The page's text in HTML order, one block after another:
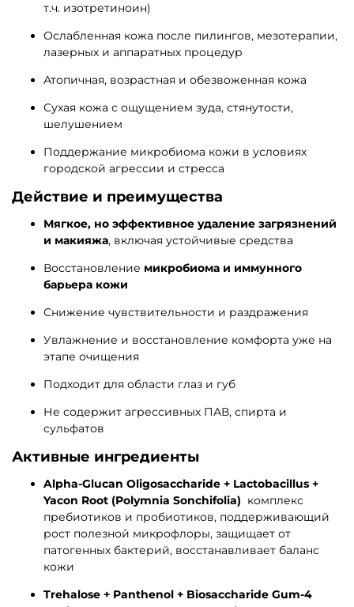
т.ч. изотретиноин)
Ослабленная кожа после пилингов, мезотерапии,
лазерных и аппаратных процедур
Атопичная, возрастная и обезвоженная кожа
Сухая кожа с ощущением зуда, стянутости,
шелушением
Поддержание микробиома кожи в условиях
городской агрессии и стресса
Действие и преимущества
Мягкое, но эффективное удаление загрязнений
и макияжа, включая устойчивые средства
Восстановление микробиома и иммунного
барьера кожи
Снижение чувствительности и раздражения
Увлажнение и восстановление комфорта уже на
этапе очищения
Подходит для области глаз и губ
Не содержит агрессивных ПАВ, спирта и
сульфатов
Активные ингредиенты
Alpha-Glucan Oligosaccharide + Lactobacillus +
Yacon Root (Polymnia Sonchifolia) комплекс
пребиотиков и пробиотиков, поддерживающий
рост полезной микрофлоры, защищает от
патогенных бактерий, восстанавливает баланс
кожи
Trehalose + Panthenol + Biosaccharide Gum-4